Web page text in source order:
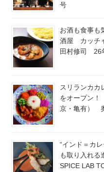
号
お酒も食事も
酒屋 カッチ
田村修司 26
スリランカカ
をオープン
京・亀有）
“インド＝カ
も取り入れ
SPICE LAB